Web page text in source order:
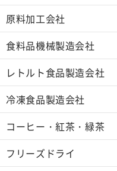
原料加工会社
食料品機械製造会社
レトルト食品製造会社
冷凍食品製造会社
コーヒー・紅茶・緑茶
フリーズドライ